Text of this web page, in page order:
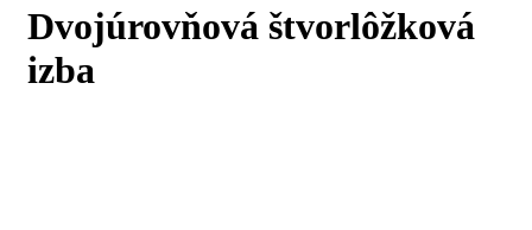
Dvojúrovňová štvorlôžková
izba